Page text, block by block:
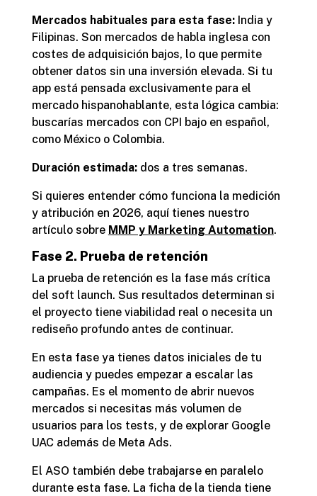
Mercados habituales para esta fase:India y
Filipinas. Son mercados de habla inglesa con
costes de adquisición bajos, lo que permite
obtener datos sin una inversión elevada. Si tu
app está pensada exclusivamente para el
mercado hispanohablante, esta lógica cambia:
buscarías mercados con CPI bajo en español,
como México o Colombia.
Duración estimada:dos a tres semanas.
Si quieres entender cómo funciona la medición
y atribución en 2026, aquí tienes nuestro
artículo sobre MMP y Marketing Automation.
Fase 2. Prueba de retención
La prueba de retención es la fase más crítica
del soft launch. Sus resultados determinan si
el proyecto tiene viabilidad real o necesita un
rediseño profundo antes de continuar.
En esta fase ya tienes datos iniciales de tu
audiencia y puedes empezar a escalar las
campañas. Es el momento de abrir nuevos
mercados si necesitas más volumen de
usuarios para los tests, y de explorar Google
UAC además de Meta Ads.
El ASO también debe trabajarse en paralelo
durante esta fase. La ficha de la tienda tiene